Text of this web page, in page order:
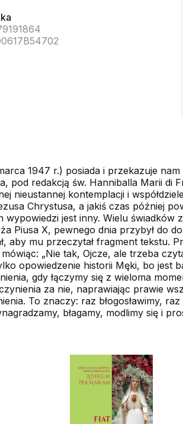
1947 r.) posiada i przekazuje
pod redakcją św. Hanniballa Marii di
nieustannej kontemplacji i
Chrystusa, a jakiś czas później
jest inny. Wielu świadków
Piusa X, pewnego dnia przybył do
aby mu przeczytał fragment tekstu.
„Nie tak, Ojcze, ale trzeba
opowiedzenie historii Męki, bo jest
gdy łączymy się z wieloma
za nie, naprawiając prawie
To znaczy: raz błogosławimy,
błagamy, modlimy się i